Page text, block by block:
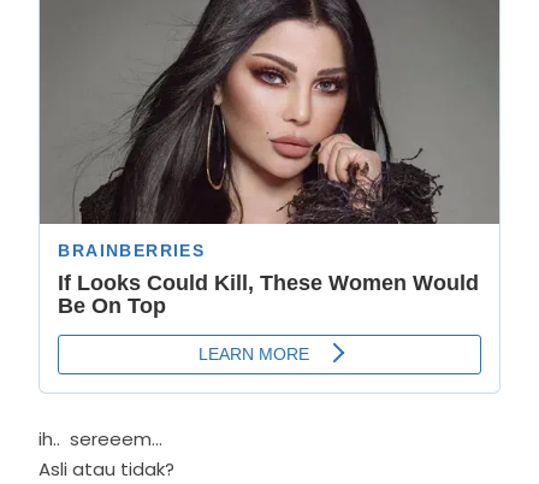
ih.. sereeem...
Asli atau tidak?